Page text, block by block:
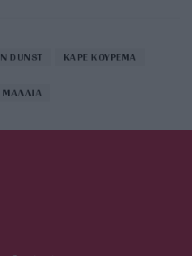
DUNST ΚΑΡΕ ΚΟΥΡΕΜΑ
ΜΑΛΛΙΑ